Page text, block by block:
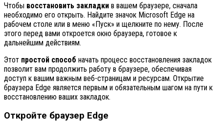
Чтобы восстановить закладки в вашем браузере, сначала
необходимо его открыть. Найдите значок Microsoft Edge на
рабочем столе или в меню «Пуск» и щелкните по нему. После
этого перед вами откроется окно браузера, готовое к
дальнейшим действиям.
Этот простой способ начать процесс восстановления закладок
позволит вам продолжить работу в браузере, обеспечивая
доступ к вашим важным веб-страницам и ресурсам. Открытие
браузера Edge является первым и обязательным шагом на пути к
восстановлению ваших закладок.
Откройте браузер Edge